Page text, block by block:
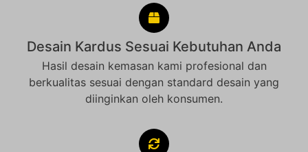
Desain Kardus Sesuai Kebutuhan Anda
Hasil desain kemasan kami profesional dan
berkualitas sesuai dengan standard desain yang
diinginkan oleh konsumen.